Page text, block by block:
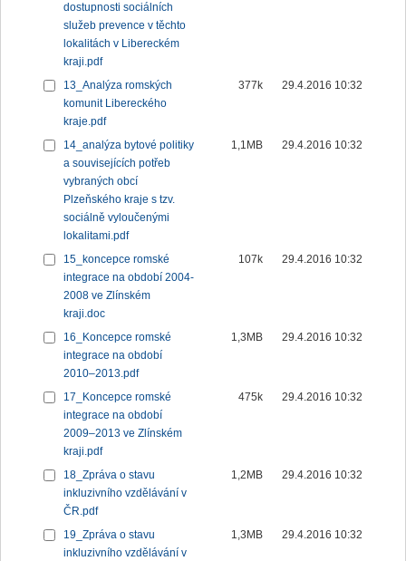
dostupnosti sociálních
služeb prevence v těchto
lokalitách v Libereckém
kraji.pdf
13_Analýza romských
komunit Libereckého
kraje.pdf
377k 29.4.2016 10:32
14_analýza bytové politiky
a souvisejících potřeb
vybraných obcí
Plzeňského kraje s tzv.
sociálně vyloučenými
lokalitami.pdf
1,1MB 29.4.2016 10:32
15_koncepce romské
integrace na období 2004-
2008 ve Zlínském
kraji.doc
107k 29.4.2016 10:32
16_Koncepce romské
integrace na období
2010–2013.pdf
1,3MB 29.4.2016 10:32
17_Koncepce romské
integrace na období
2009–2013 ve Zlínském
kraji.pdf
475k 29.4.2016 10:32
18_Zpráva o stavu
inkluzivního vzdělávání v
ČR.pdf
1,2MB 29.4.2016 10:32
19_Zpráva o stavu
inkluzivního vzdělávání v
1,3MB 29.4.2016 10:32